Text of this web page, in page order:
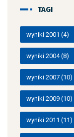
TAGI
wyniki 2001 (4)
wyniki 2004(8)
wyniki 2007 (10)
wyniki 2009 (10)
wyniki 2011 (11)